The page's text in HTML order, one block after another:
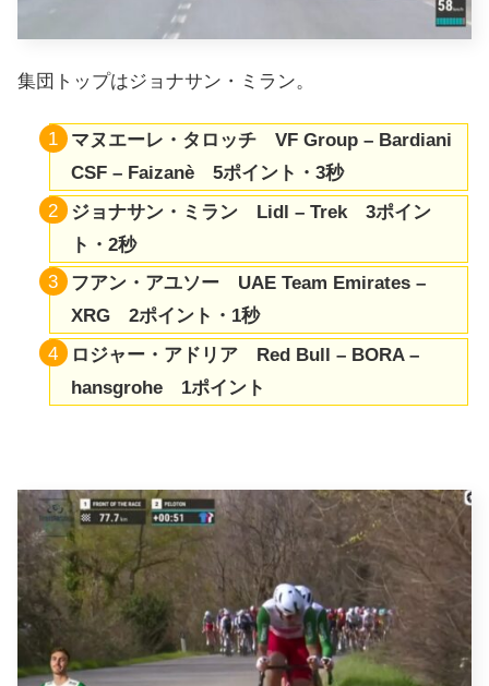
集団トップはジョナサン・ミラン。
マヌエーレ・タロッチ VF Group – Bardiani
CSF – Faizanè 5ポイント・3秒
ジョナサン・ミラン Lidl – Trek 3ポイン
ト・2秒
フアン・アユソー UAE Team Emirates –
XRG 2ポイント・1秒
ロジャー・アドリア Red Bull – BORA –
hansgrohe 1ポイント